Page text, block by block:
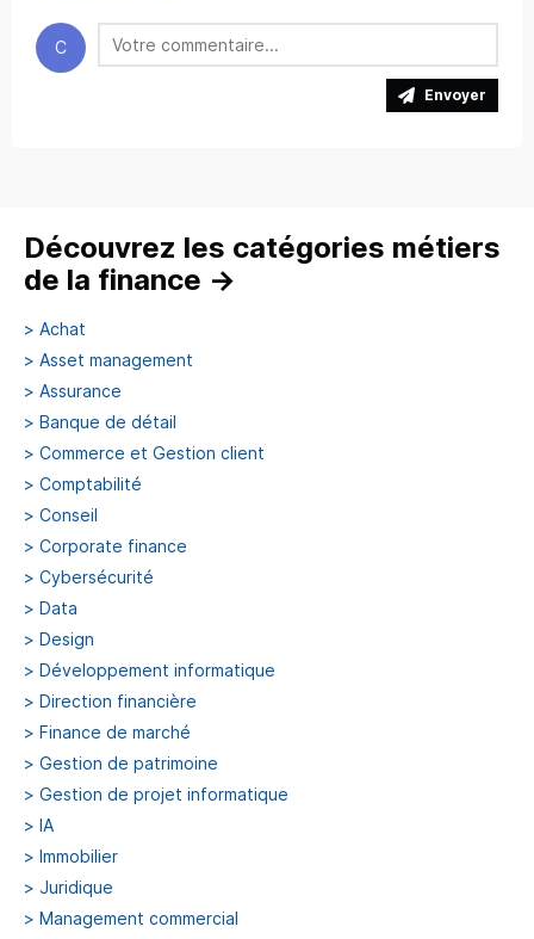
C
Envoyer
Découvrez les catégories métiers
de la finance →
> Achat
> Asset management
> Assurance
> Banque de détail
> Commerce et Gestion client
> Comptabilité
> Conseil
> Corporate finance
> Cybersécurité
> Data
> Design
> Développement informatique
> Direction financière
> Finance de marché
> Gestion de patrimoine
> Gestion de projet informatique
> IA
> Immobilier
> Juridique
> Management commercial